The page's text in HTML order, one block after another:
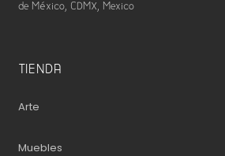
de México, CDMX, Mexico
TIENDA
Arte
Muebles